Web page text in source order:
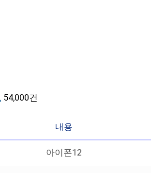
54,000건
내용
아이폰12